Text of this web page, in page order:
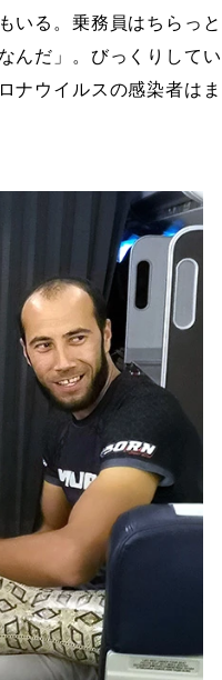
いる。乗務員はちらっと
んだ」。びっくりしてい
ナウイルスの感染者はま